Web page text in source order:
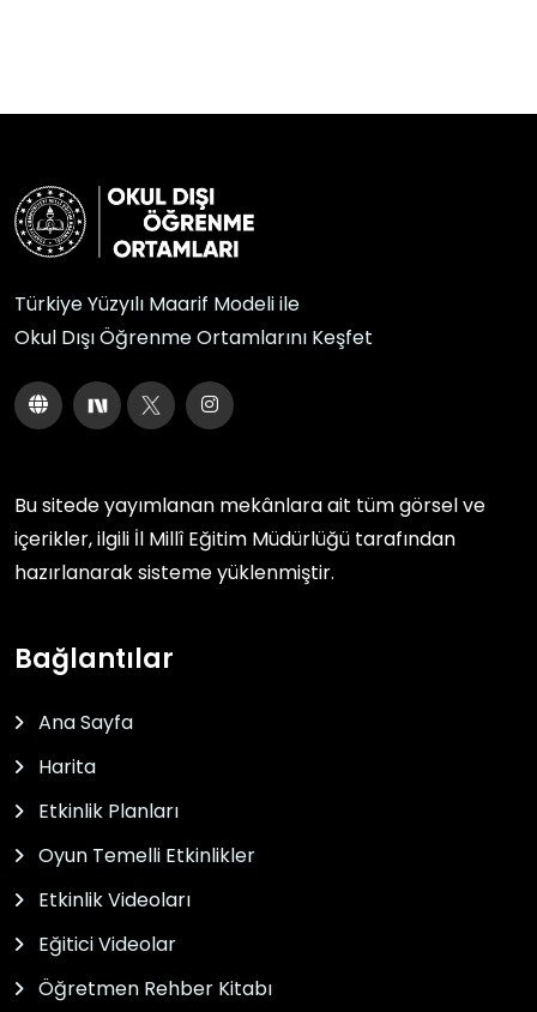
Türkiye Yüzyılı Maarif Modeli ile
Okul Dışı Öğrenme Ortamlarını Keşfet
Bu sitede yayımlanan mekânlara ait tüm görsel ve
içerikler, ilgili İl Millî Eğitim Müdürlüğü tarafından
hazırlanarak sisteme yüklenmiştir.
Bağlantılar
Ana Sayfa
Harita
Etkinlik Planları
Oyun Temelli Etkinlikler
Etkinlik Videoları
Eğitici Videolar
Öğretmen Rehber Kitabı